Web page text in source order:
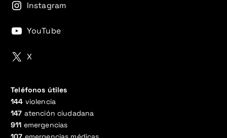
Instagram
YouTube
X
Teléfonos útiles
144 violencia
147 atención ciudadana
911 emergencias